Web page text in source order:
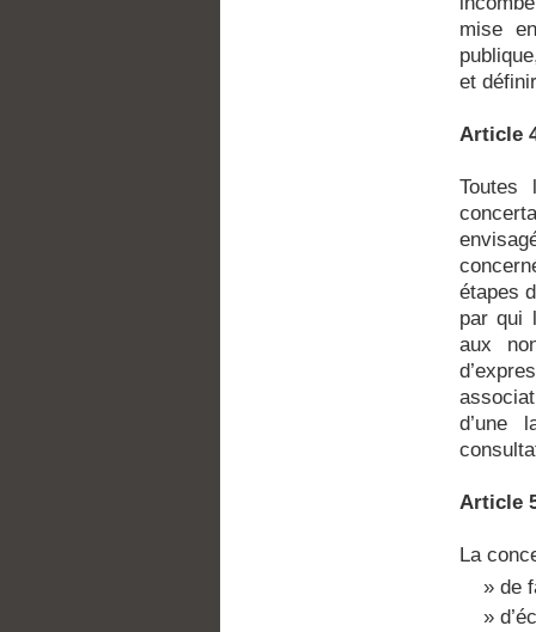
mise
et
Article
Toutes
étapes
par qui
aux
d’une
Article
La
de